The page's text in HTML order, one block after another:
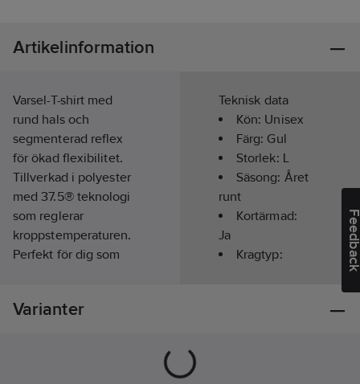
Artikelinformation
Varsel-T-shirt med
rund hals och
segmenterad reflex
för ökad flexibilitet.
Tillverkad i polyester
med 37.5® teknologi
som reglerar
kroppstemperaturen.
Perfekt för dig som
Huvudmaterial:
Teknisk data
Kön: Unisex
Färg:Gul
Storlek: L
Säsong: Året
runt
Kortärmad:
Ja
Kragtyp:
Varianter